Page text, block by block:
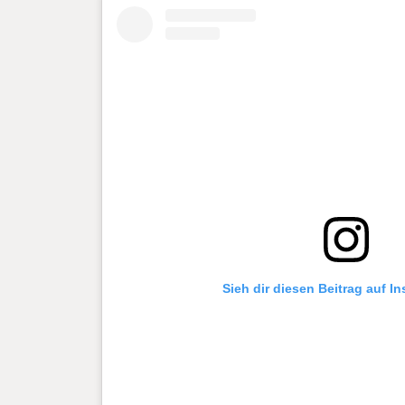
Sieh dir diesen Beitrag auf